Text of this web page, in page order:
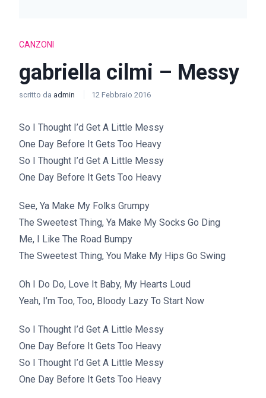
CANZONI
gabriella cilmi – Messy
scritto da admin 12 Febbraio 2016
So I Thought I’d Get A Little Messy
One Day Before It Gets Too Heavy
So I Thought I’d Get A Little Messy
One Day Before It Gets Too Heavy
See, Ya Make My Folks Grumpy
The Sweetest Thing, Ya Make My Socks Go Ding
Me, I Like The Road Bumpy
The Sweetest Thing, You Make My Hips Go Swing
Oh I Do Do, Love It Baby, My Hearts Loud
Yeah, I’m Too, Too, Bloody Lazy To Start Now
So I Thought I’d Get A Little Messy
One Day Before It Gets Too Heavy
So I Thought I’d Get A Little Messy
One Day Before It Gets Too Heavy